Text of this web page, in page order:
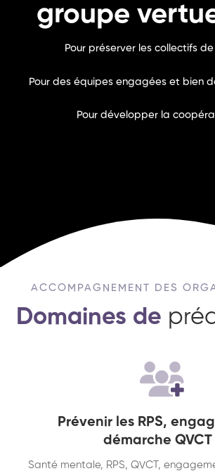
groupe
Pour préserver les collectifs
Pour des équipes engagées et bien
Pour développer la
ACCOMPAGNEMENT DES
Domaines de
Prévenir les RPS,
démarche QVCT
Santé mentale, RPS, QVCT,